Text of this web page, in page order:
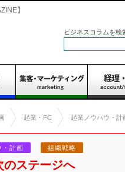
】
ビジネスコラムを検
起業・FC 起業ノウハウ・計
・計画 組織戦略
のステージへ